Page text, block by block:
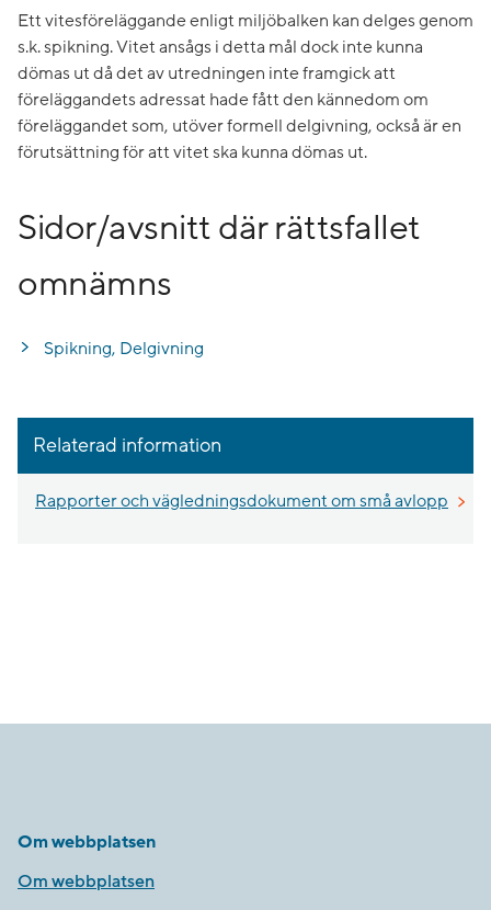
Ett vitesföreläggande enligt miljöbalken kan delges genom
s.k. spikning. Vitet ansågs i detta mål dock inte kunna
dömas ut då det av utredningen inte framgick att
föreläggandets adressat hade fått den kännedom om
föreläggandet som, utöver formell delgivning, också är en
förutsättning för att vitet ska kunna dömas ut.
Sidor/avsnitt där rättsfallet
omnämns
Spikning, Delgivning
Relaterad information
Rapporter och vägledningsdokument om små avlopp
Om webbplatsen
Om webbplatsen